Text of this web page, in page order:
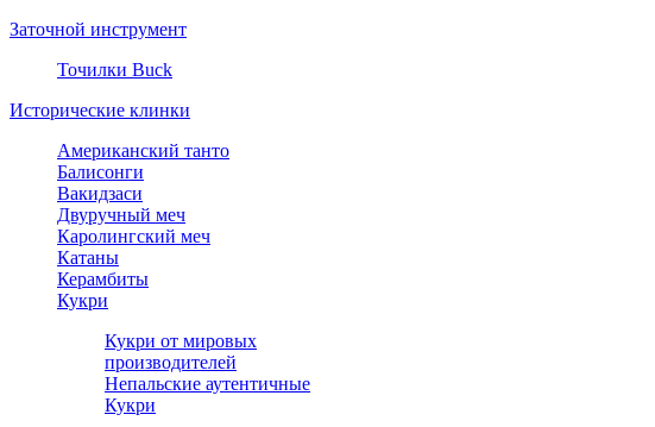
Заточной инструмент
Точилки Buck
Исторические клинки
Американский танто
Балисонги
Вакидзаси
Двуручный меч
Каролингский меч
Катаны
Керамбиты
Кукри
Кукри от мировых
производителей
Непальские аутентичные
Кукри